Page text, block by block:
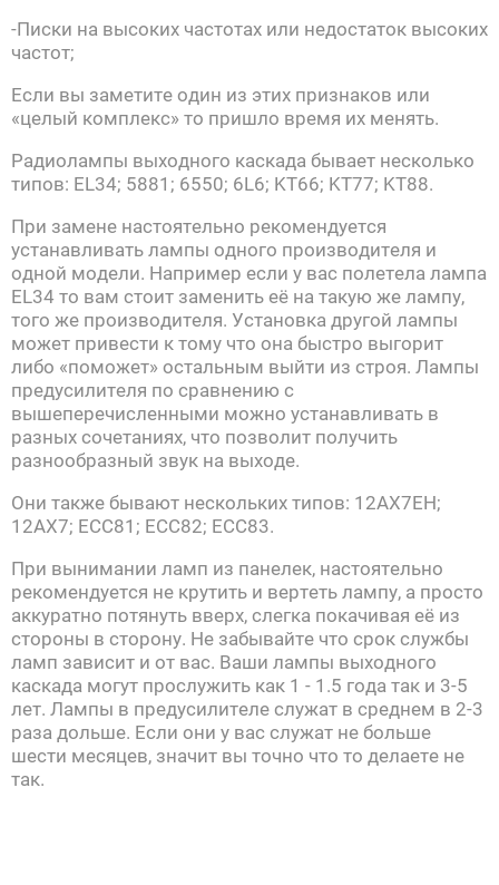
-Писки на высоких частотах или недостаток высоких
частот;
Если вы заметите один из этих признаков или
«целый комплекс» то пришло время их менять.
Радиолампы выходного каскада бывает несколько
типов: EL34; 5881; 6550; 6L6; KT66; KT77; KT88.
При замене настоятельно рекомендуется
устанавливать лампы одного производителя и
одной модели. Например если у вас полетела лампа
EL34 то вам стоит заменить её на такую же лампу,
того же производителя. Установка другой лампы
может привести к тому что она быстро выгорит
либо «поможет» остальным выйти из строя. Лампы
предусилителя по сравнению с
вышеперечисленными можно устанавливать в
разных сочетаниях, что позволит получить
разнообразный звук на выходе.
Они также бывают нескольких типов: 12AX7EH;
12AX7; ECC81; ECC82; ECC83.
При вынимании ламп из панелек, настоятельно
рекомендуется не крутить и вертеть лампу, а просто
аккуратно потянуть вверх, слегка покачивая её из
стороны в сторону. Не забывайте что срок службы
ламп зависит и от вас. Ваши лампы выходного
каскада могут прослужить как 1 - 1.5 года так и 3-5
лет. Лампы в предусилителе служат в среднем в 2-3
раза дольше. Если они у вас служат не больше
шести месяцев, значит вы точно что то делаете не
так.